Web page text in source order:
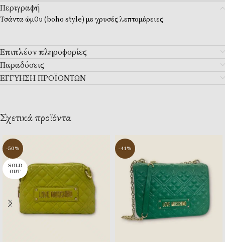
Περιγραφή
Τσάντα ώμ0υ (boho style) με χρυσές λεπτομέρειες
Επιπλέον πληροφορίες
Παραδόσεις
ΕΓΓΥΗΣΗ ΠΡΟΪΟΝΤΩΝ
Σχετικά προϊόντα
-50%
SOLD
OUT
-41%